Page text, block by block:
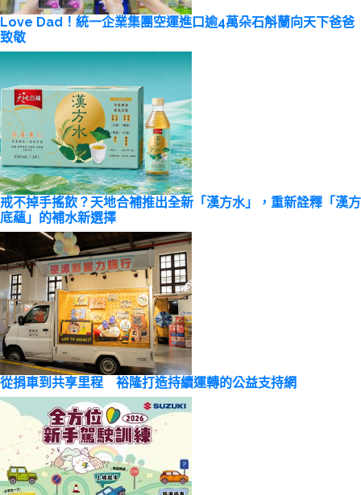
Love Dad！統一企業集團空運進口逾4萬朵石斛蘭向天下爸爸
致敬
戒不掉手搖飲？天地合補推出全新「漢方水」，重新詮釋「漢方
底蘊」的補水新選擇
從捐車到共享里程 裕隆打造持續運轉的公益支持網